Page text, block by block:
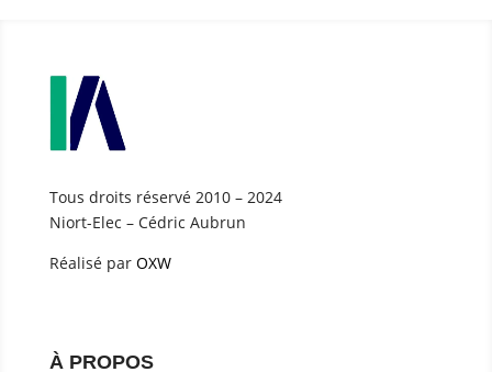
Tous droits réservé 2010 – 2024
Niort-Elec – Cédric Aubrun
Réalisé par OXW
À PROPOS